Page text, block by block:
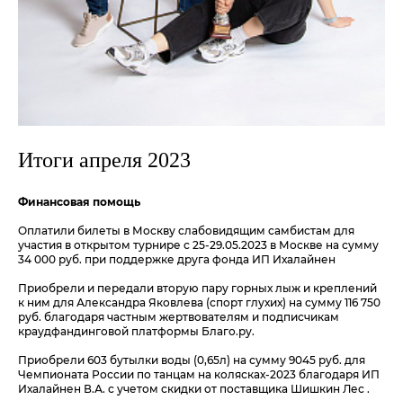
Итоги апреля 2023
Финансовая помощь
Оплатили билеты в Москву слабовидящим самбистам для
участия в открытом турнире с 25-29.05.2023 в Москве на сумму
34 000 руб. при поддержке друга фонда ИП Ихалайнен
Приобрели и передали вторую пару горных лыж и креплений
к ним для Александра Яковлева (спорт глухих) на сумму 116 750
руб. благодаря частным жертвователям и подписчикам
краудфандинговой платформы Благо.ру.
Приобрели 603 бутылки воды (0,65л) на сумму 9045 руб. для
Чемпионата России по танцам на колясках-2023 благодаря ИП
Ихалайнен В.А. с учетом скидки от поставщика Шишкин Лес .